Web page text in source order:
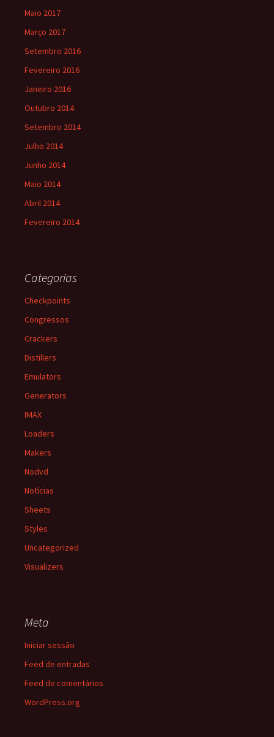
Maio 2017
Março 2017
Setembro 2016
Fevereiro 2016
Janeiro 2016
Outubro 2014
Setembro 2014
Julho 2014
Junho 2014
Maio 2014
Abril 2014
Fevereiro 2014
Categorias
Checkpoints
Congressos
Crackers
Distillers
Emulators
Generators
IMAX
Loaders
Makers
Nodvd
Notícias
Sheets
Styles
Uncategorized
Visualizers
Meta
Iniciar sessão
Feed de entradas
Feed de comentários
WordPress.org